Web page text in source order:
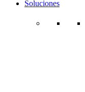
Soluciones